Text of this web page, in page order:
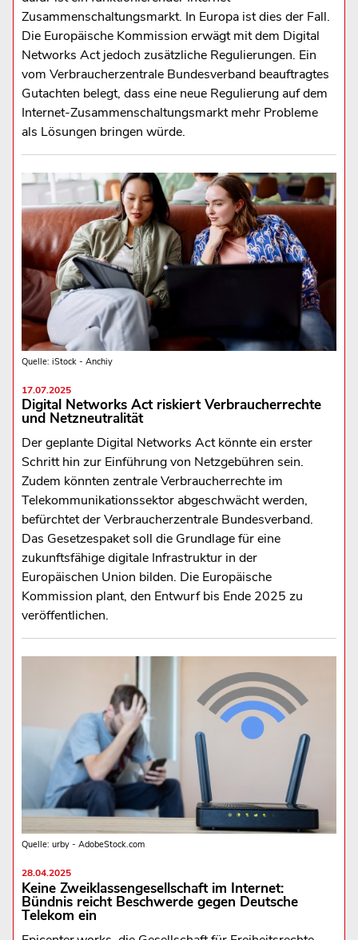
Zusammenschaltungsmarkt. In Europa ist dies der Fall.
Die Europäische Kommission erwägt mit dem Digital
Networks Act jedoch zusätzliche Regulierungen. Ein
vom Verbraucherzentrale Bundesverband beauftragtes
Gutachten belegt, dass eine neue Regulierung auf dem
Internet-Zusammenschaltungsmarkt mehr Probleme
als Lösungen bringen würde.
Quelle: iStock - Anchiy
17.07.2025
Digital Networks Act riskiert Verbraucherrechte
und Netzneutralität
Der geplante Digital Networks Act könnte ein erster
Schritt hin zur Einführung von Netzgebühren sein.
Zudem könnten zentrale Verbraucherrechte im
Telekommunikationssektor abgeschwächt werden,
befürchtet der Verbraucherzentrale Bundesverband.
Das Gesetzespaket soll die Grundlage für eine
zukunftsfähige digitale Infrastruktur in der
Europäischen Union bilden. Die Europäische
Kommission plant, den Entwurf bis Ende 2025 zu
veröffentlichen.
Quelle: urby - AdobeStock.com
28.04.2025
Keine Zweiklassengesellschaft im Internet:
Bündnis reicht Beschwerde gegen Deutsche
Telekom ein